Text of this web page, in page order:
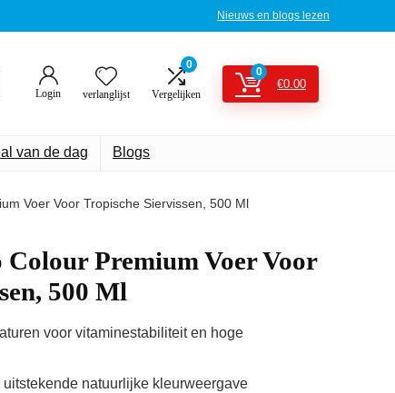
Nieuws en blogs lezen
Login verlanglijst
0
Vergelijken
0
€0.00
van de dag Blogs
Voer Voor Tropische Siervissen, 500 Ml
Colour Premium Voer Voor
500 Ml
voor vitaminestabiliteit en hoge
natuurlijke kleurweergave